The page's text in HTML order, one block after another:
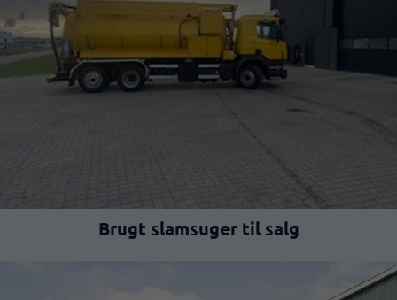
Brugt slamsuger til salg